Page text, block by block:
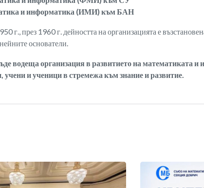
и информатика (ИМИ) към БАН
г., през 1960 г. дейността на организацията е
основатели.
водеща организация в развитието на математиката и
учени и ученици в стремежа към знание и развитие.